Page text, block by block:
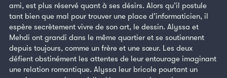
ami, est plus réservé quant à ses désirs. Alors qu’il postule
tant bien que mal pour trouver une place d’informaticien, il
espère secrètement vivre de son art, le dessin. Alyssa et
Mehdi ont grandi dans le même quartier et se soutiennent
depuis toujours, comme un frère et une sœur. Les deux
défient obstinément les attentes de leur entourage imaginant
une relation romantique. Alyssa leur bricole pourtant un